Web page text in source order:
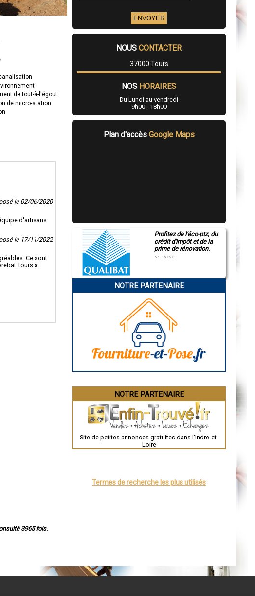
de tout-à-l'égout
de micro-station
le 02/06/2020
d'artisans
le 17/11/2022
Ce sont
Tours à
3965 fois.
NOUS CONTACTER
37000 Tours
NOS HORAIRES
Du Lundi au vendredi
9h00 - 18h00
Plan d'accès Google Maps
Profitez de l'éco-ptz, du
crédit d'impôt et de la
prime de rénovation.
N°E157671
NOTRE PARTENAIRE
NOTRE PARTENAIRE
Site de petites annonces gratuites dans l'Indre-et-
Loire
Termes de recherche les plus utilisés